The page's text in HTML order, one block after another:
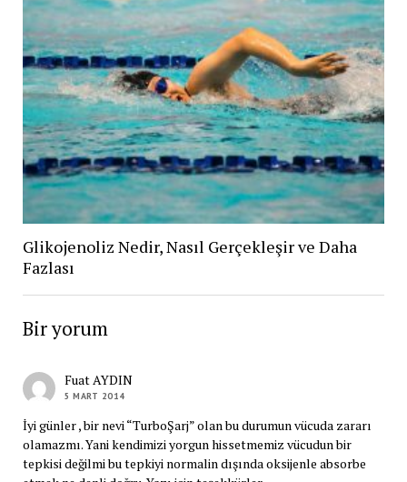
Glikojenoliz Nedir, Nasıl Gerçekleşir ve Daha
Fazlası
Bir yorum
Fuat AYDIN
5 MART 2014
İyi günler , bir nevi “TurboŞarj” olan bu durumun vücuda zararı
olamazmı. Yani kendimizi yorgun hissetmemiz vücudun bir
tepkisi değilmi bu tepkiyi normalin dışında oksijenle absorbe